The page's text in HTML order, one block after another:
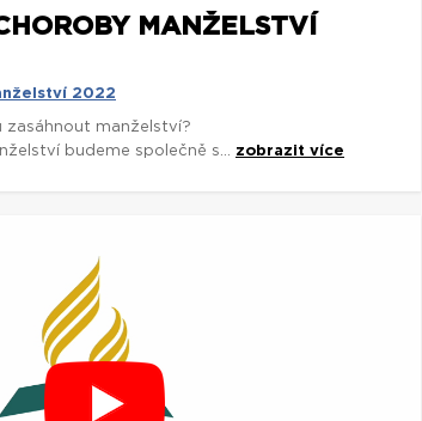
MANŽELSTVÍ
2022
zasáhnout manželství?
budeme společně s... zobrazit více